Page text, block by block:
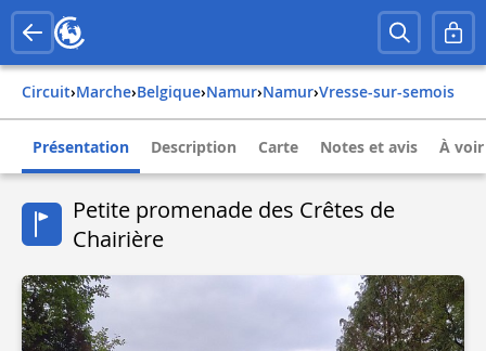
Circuit› Marche› belgique› namur› namur› vresse-sur-semois
Présentation Description Carte Notes et avis À
Petite promenade des Crêtes de
Chairière